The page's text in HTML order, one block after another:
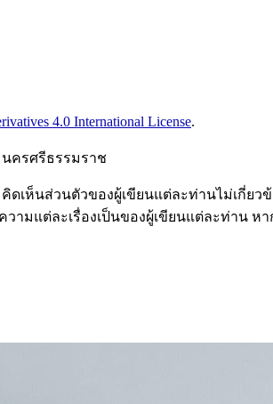
4.0 International License.
ครศรีธรรมราช
ดเห็นส่วนตัวของผู้เขียนแต่ละท่านไม่เกี่
มแต่ละเรื่องเป็นของผู้เขียนแต่ละท่าน